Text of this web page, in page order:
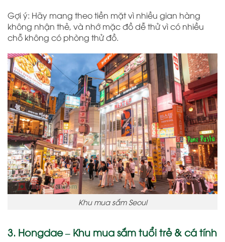
Gợi ý: Hãy mang theo tiền mặt vì nhiều gian hàng
không nhận thẻ, và nhớ mặc đồ dễ thử vì có nhiều
chỗ không có phòng thử đồ.
Khu mua sắm Seoul
3. Hongdae – Khu mua sắm tuổi trẻ & cá tính